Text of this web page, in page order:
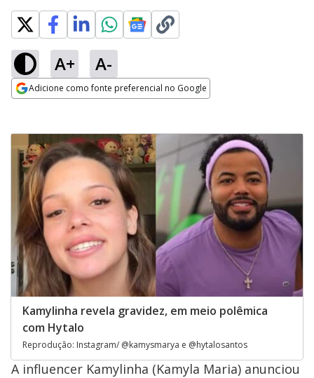
A+ A-
Adicione como fonte preferencial no Google
Kamylinha revela gravidez, em meio polêmica
com Hytalo
Reprodução: Instagram/ @kamysmarya e @hytalosantos
A influencer Kamylinha (Kamyla Maria) anunciou